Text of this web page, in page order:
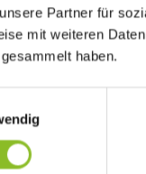
Partner für
mit weiteren
haben.
©
Voronezh in
Athleten
und Bouldern
Platz und sicherte
(U20) konnte